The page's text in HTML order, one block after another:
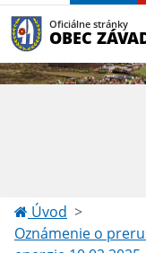
Oficiálne stránky
OBEC
Úvod
Oznámenie o